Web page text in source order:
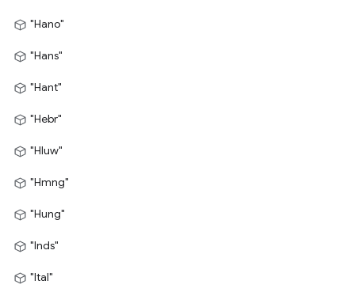
"Hano"
"Hans"
"Hant"
"Hebr"
"Hluw"
"Hmng"
"Hung"
"Inds"
"Ital"